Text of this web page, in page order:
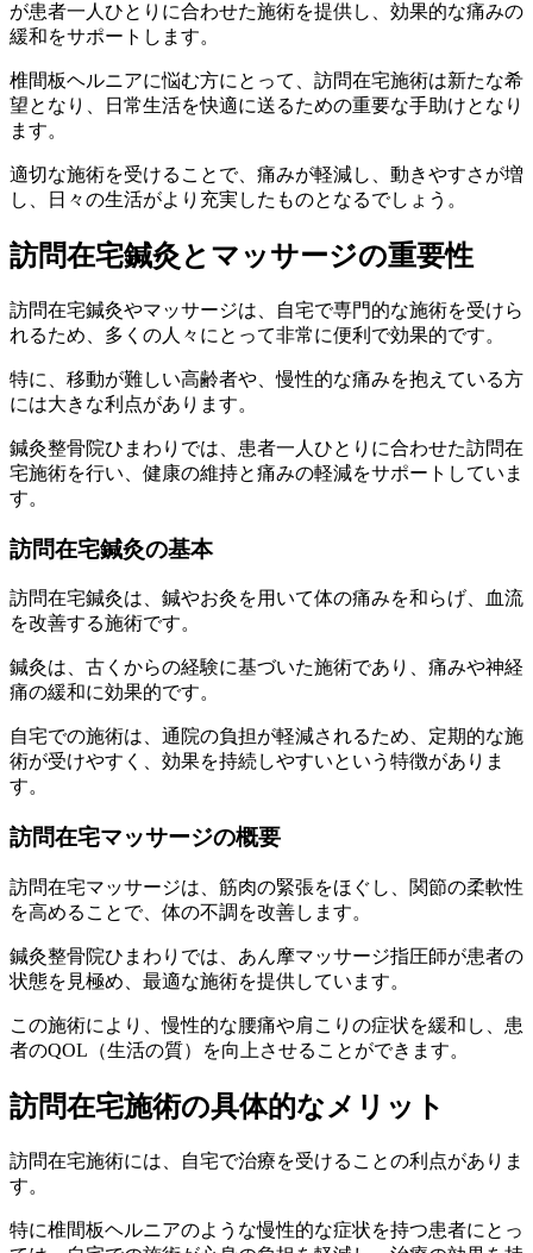
が患者一人ひとりに合わせた施術を提供し、効果的な痛みの
緩和をサポートします。
椎間板ヘルニアに悩む方にとって、訪問在宅施術は新たな希
望となり、日常生活を快適に送るための重要な手助けとなり
ます。
適切な施術を受けることで、痛みが軽減し、動きやすさが増
し、日々の生活がより充実したものとなるでしょう。
訪問在宅鍼灸とマッサージの重要性
訪問在宅鍼灸やマッサージは、自宅で専門的な施術を受けら
れるため、多くの人々にとって非常に便利で効果的です。
特に、移動が難しい高齢者や、慢性的な痛みを抱えている方
には大きな利点があります。
鍼灸整骨院ひまわりでは、患者一人ひとりに合わせた訪問在
宅施術を行い、健康の維持と痛みの軽減をサポートしていま
す。
訪問在宅鍼灸の基本
訪問在宅鍼灸は、鍼やお灸を用いて体の痛みを和らげ、血流
を改善する施術です。
鍼灸は、古くからの経験に基づいた施術であり、痛みや神経
痛の緩和に効果的です。
自宅での施術は、通院の負担が軽減されるため、定期的な施
術が受けやすく、効果を持続しやすいという特徴がありま
す。
訪問在宅マッサージの概要
訪問在宅マッサージは、筋肉の緊張をほぐし、関節の柔軟性
を高めることで、体の不調を改善します。
鍼灸整骨院ひまわりでは、あん摩マッサージ指圧師が患者の
状態を見極め、最適な施術を提供しています。
この施術により、慢性的な腰痛や肩こりの症状を緩和し、患
者のQOL（生活の質）を向上させることができます。
訪問在宅施術の具体的なメリット
訪問在宅施術には、自宅で治療を受けることの利点がありま
す。
特に椎間板ヘルニアのような慢性的な症状を持つ患者にとっ